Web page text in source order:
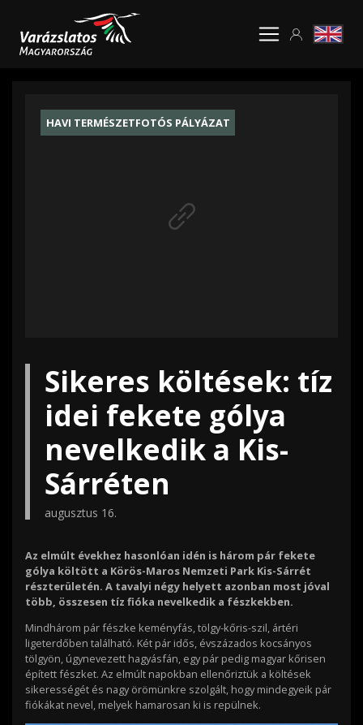
HAVI TERMÉSZETFOTÓS PÁLYÁZAT
Sikeres költések: tíz
idei fekete gólya
nevelkedik a Kis-
Sárréten
augusztus 16.
Az elmúlt évekhez hasonlóan idén is három pár fekete
gólya költött a Körös-Maros Nemzeti Park Kis-Sárrét
részterületén. A tavalyi négy helyett azonban most jóval
több, összesen tíz fióka nevelkedik a fészkekben.
Mindhárom pár fészke keményfás, tölgy-kőris-szil, ártéri
ligeterdőben található. Két pár idős, évszázados kocsányos
tölgyön, úgynevezett hagyásfán, egy pár pedig magyar kőrisen
épített fészket. Az elmúlt napokban ellenőriztük a költések
sikerességét és nagy örömünkre szolgált, hogy mindegyeik pár
fiókákat nevel, melyek hamarosan ki is repülnek.